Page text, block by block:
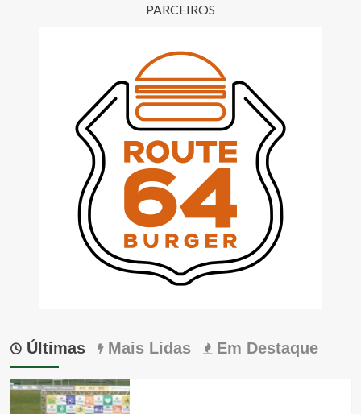
PARCEIROS
Últimas Mais Lidas Em Destaque